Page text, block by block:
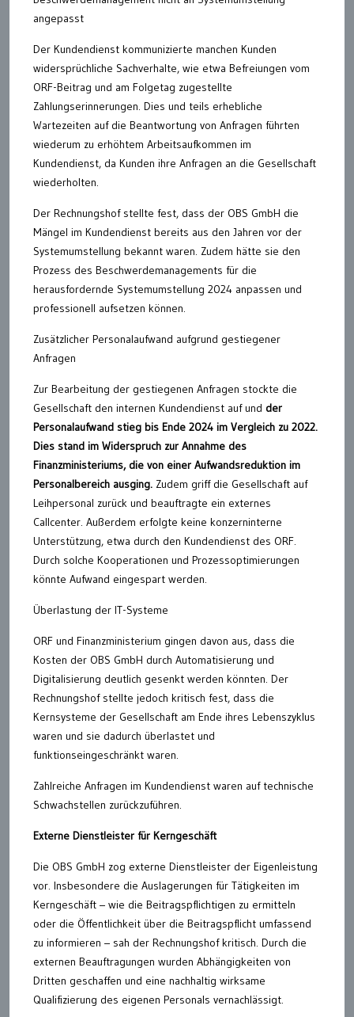
angepasst
Der Kundendienst kommunizierte manchen Kunden
widersprüchliche Sachverhalte, wie etwa Befreiungen vom
ORF-Beitrag und am Folgetag zugestellte
Zahlungserinnerungen. Dies und teils erhebliche
Wartezeiten auf die Beantwortung von Anfragen führten
wiederum zu erhöhtem Arbeitsaufkommen im
Kundendienst, da Kunden ihre Anfragen an die Gesellschaft
wiederholten.
Der Rechnungshof stellte fest, dass der OBS GmbH die
Mängel im Kundendienst bereits aus den Jahren vor der
Systemumstellung bekannt waren. Zudem hätte sie den
Prozess des Beschwerdemanagements für die
herausfordernde Systemumstellung 2024 anpassen und
professionell aufsetzen können.
Zusätzlicher Personalaufwand aufgrund gestiegener
Anfragen
Zur Bearbeitung der gestiegenen Anfragen stockte die
Gesellschaft den internen Kundendienst auf und der
Personalaufwand stieg bis Ende 2024 im Vergleich zu 2022.
Dies stand im Widerspruch zur Annahme des
Finanzministeriums, die von einer Aufwandsreduktion im
Personalbereich ausging. Zudem griff die Gesellschaft auf
Leihpersonal zurück und beauftragte ein externes
Callcenter. Außerdem erfolgte keine konzerninterne
Unterstützung, etwa durch den Kundendienst des ORF.
Durch solche Kooperationen und Prozessoptimierungen
könnte Aufwand eingespart werden.
Überlastung der IT-Systeme
ORF und Finanzministerium gingen davon aus, dass die
Kosten der OBS GmbH durch Automatisierung und
Digitalisierung deutlich gesenkt werden könnten. Der
Rechnungshof stellte jedoch kritisch fest, dass die
Kernsysteme der Gesellschaft am Ende ihres Lebenszyklus
waren und sie dadurch überlastet und
funktionseingeschränkt waren.
Zahlreiche Anfragen im Kundendienst waren auf technische
Schwachstellen zurückzuführen.
Externe Dienstleister für Kerngeschäft
Die OBS GmbH zog externe Dienstleister der Eigenleistung
vor. Insbesondere die Auslagerungen für Tätigkeiten im
Kerngeschäft – wie die Beitragspflichtigen zu ermitteln
oder die Öffentlichkeit über die Beitragspflicht umfassend
zu informieren – sah der Rechnungshof kritisch. Durch die
externen Beauftragungen wurden Abhängigkeiten von
Dritten geschaffen und eine nachhaltig wirksame
Qualifizierung des eigenen Personals vernachlässigt.